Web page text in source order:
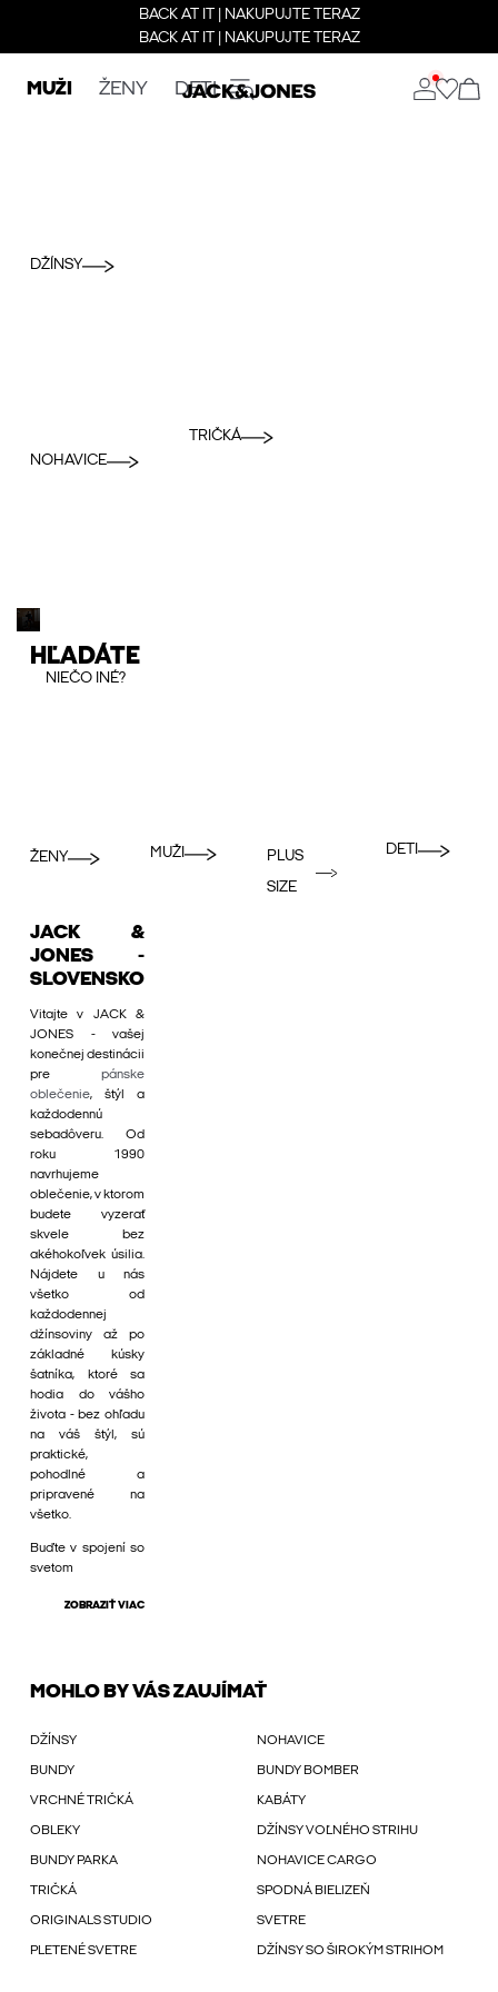
BACK AT IT | NAKUPUJTE TERAZ
BACK AT IT | NAKUPUJTE TERAZ
MUŽI ŽENY DETI
DŽÍNSY
NOHAVICE
TRIČKÁ
HĽADÁTE
NIEČO INÉ?
ŽENY MUŽI
PLUS
SIZE
DETI
JACK &
JONES -
SLOVENSKO
Vitajte v JACK &
JONES - vašej
konečnej destinácii
pre pánske
oblečenie, štýl a
každodennú
sebadôveru. Od
roku 1990
navrhujeme
oblečenie, v ktorom
budete vyzerať
skvele bez
akéhokoľvek úsilia.
Nájdete u nás
všetko od
každodennej
džínsoviny až po
základné kúsky
šatníka, ktoré sa
hodia do vášho
života - bez ohľadu
na váš štýl, sú
praktické,
pohodlné a
pripravené na
všetko.
Buďte v spojení so
svetom
ZOBRAZIŤ VIAC
MOHLO BY VÁS ZAUJÍMAŤ
DŽÍNSY NOHAVICE
BUNDY BUNDY BOMBER
VRCHNÉ TRIČKÁ KABÁTY
OBLEKY DŽÍNSY VOĽNÉHO STRIHU
BUNDY PARKA NOHAVICE CARGO
TRIČKÁ SPODNÁ BIELIZEŇ
ORIGINALS STUDIO SVETRE
PLETENÉ SVETRE DŽÍNSY SO ŠIROKÝM STRIHOM